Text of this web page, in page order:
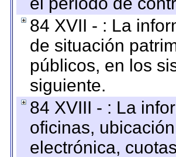
84 XVII - : La
de situación
públicos, en los
siguiente.
84 XVIII - : La
oficinas,
electrónica,